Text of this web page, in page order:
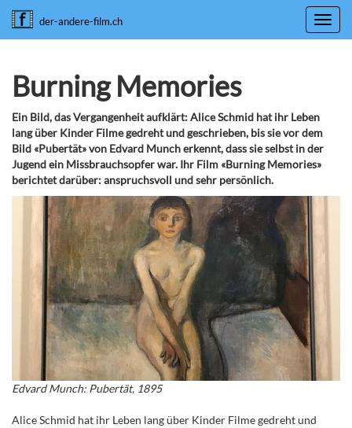
der-andere-film.ch
Burning Memories
Ein Bild, das Vergangenheit aufklärt: Alice Schmid hat ihr Leben
lang über Kinder Filme gedreht und geschrieben, bis sie vor dem
Bild «Pubertät» von Edvard Munch erkennt, dass sie selbst in der
Jugend ein Missbrauchsopfer war. Ihr Film «Burning Memories»
berichtet darüber: anspruchsvoll und sehr persönlich.
Edvard Munch: Pubertät, 1895
Alice Schmid hat ihr Leben lang über Kinder Filme gedreht und